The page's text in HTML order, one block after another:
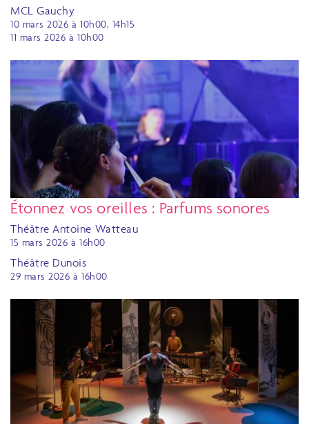
MCL Gauchy
10 mars 2026 à 10h00, 14h15
11 mars 2026 à 10h00
Étonnez vos oreilles : Parfums sonores
Théâtre Antoine Watteau
15 mars 2026 à 16h00
Théâtre Dunois
29 mars 2026 à 16h00